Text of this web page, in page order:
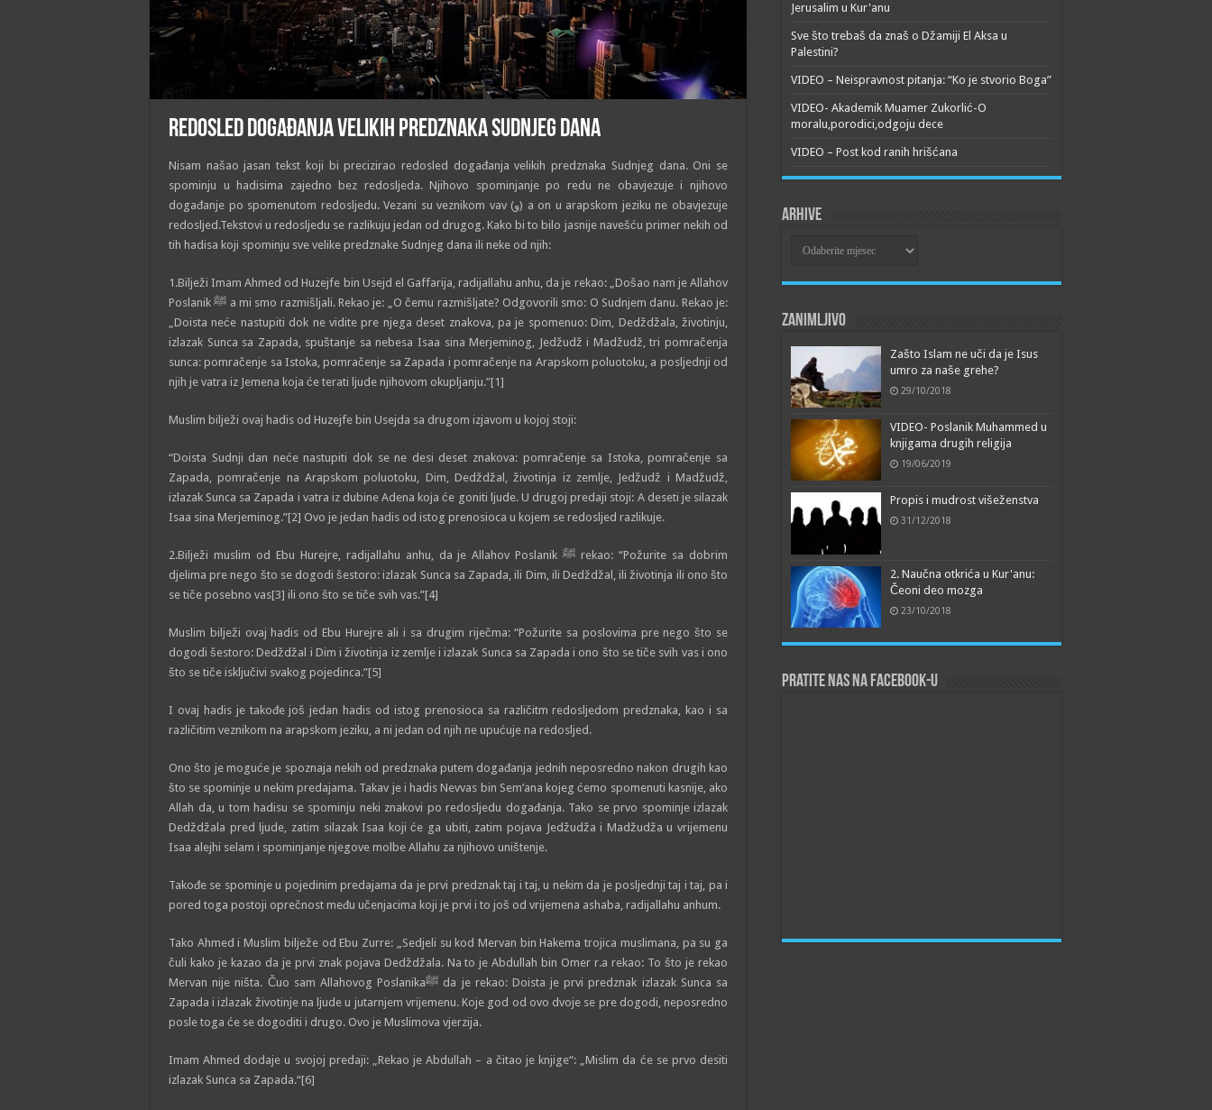
Redosled događanja velikih predznaka Sudnjeg dana
Nisam našao jasan tekst koji bi precizirao redosled događanja velikih predznaka Sudnjeg dana. Oni se
spominju u hadisima zajedno bez redosljeda. Njihovo spominjanje po redu ne obavjezuje i njihovo
događanje po spomenutom redosljedu. Vezani su veznikom vav (و) a on u arapskom jeziku ne obavjezuje
redosljed.Tekstovi u redosljedu se razlikuju jedan od drugog. Kako bi to bilo jasnije navešću primer nekih od
tih hadisa koji spominju sve velike predznake Sudnjeg dana ili neke od njih:
1.Bilježi Imam Ahmed od Huzejfe bin Usejd el Gaffarija, radijallahu anhu, da je rekao: „Došao nam je Allahov
Poslanik ﷺ a mi smo razmišljali. Rekao je: „O čemu razmišljate? Odgovorili smo: O Sudnjem danu. Rekao je:
„Doista neće nastupiti dok ne vidite pre njega deset znakova, pa je spomenuo: Dim, Dedždžala, životinju,
izlazak Sunca sa Zapada, spuštanje sa nebesa Isaa sina Merjeminog, Jedžudž i Madžudž, tri pomračenja
sunca: pomračenje sa Istoka, pomračenje sa Zapada i pomračenje na Arapskom poluotoku, a posljednji od
njih je vatra iz Jemena koja će terati ljude njihovom okupljanju.”[1]
Muslim bilježi ovaj hadis od Huzejfe bin Usejda sa drugom izjavom u kojoj stoji:
“Doista Sudnji dan neće nastupiti dok se ne desi deset znakova: pomračenje sa Istoka, pomračenje sa
Zapada, pomračenje na Arapskom poluotoku, Dim, Dedždžal, životinja iz zemlje, Jedžudž i Madžudž,
izlazak Sunca sa Zapada i vatra iz dubine Adena koja će goniti ljude. U drugoj predaji stoji: A deseti je silazak
Isaa sina Merjeminog.”[2] Ovo je jedan hadis od istog prenosioca u kojem se redosljed razlikuje.
2.Bilježi muslim od Ebu Hurejre, radijallahu anhu, da je Allahov Poslanik ﷺ rekao: “Požurite sa dobrim
djelima pre nego što se dogodi šestoro: izlazak Sunca sa Zapada, ili Dim, ili Dedždžal, ili životinja ili ono što
se tiče posebno vas[3] ili ono što se tiče svih vas.”[4]
Muslim bilježi ovaj hadis od Ebu Hurejre ali i sa drugim riječma: “Požurite sa poslovima pre nego što se
dogodi šestoro: Dedždžal i Dim i životinja iz zemlje i izlazak Sunca sa Zapada i ono što se tiče svih vas i ono
što se tiče isključivi svakog pojedinca.”[5]
I ovaj hadis je takođe još jedan hadis od istog prenosioca sa različitm redosljedom predznaka, kao i sa
različitim veznikom na arapskom jeziku, a ni jedan od njih ne upućuje na redosljed.
Ono što je moguće je spoznaja nekih od predznaka putem događanja jednih neposredno nakon drugih kao
što se spominje u nekim predajama. Takav je i hadis Nevvas bin Sem’ana kojeg ćemo spomenuti kasnije, ako
Allah da, u tom hadisu se spominju neki znakovi po redosljedu događanja. Tako se prvo spominje izlazak
Dedždžala pred ljude, zatim silazak Isaa koji će ga ubiti, zatim pojava Jedžudža i Madžudža u vrijemenu
Isaa alejhi selam i spominjanje njegove molbe Allahu za njihovo uništenje.
Takođe se spominje u pojedinim predajama da je prvi predznak taj i taj, u nekim da je posljednji taj i taj, pa i
pored toga postoji oprečnost među učenjacima koji je prvi i to još od vrijemena ashaba, radijallahu anhum.
Tako Ahmed i Muslim bilježe od Ebu Zurre: „Sedjeli su kod Mervan bin Hakema trojica muslimana, pa su ga
čuli kako je kazao da je prvi znak pojava Dedždžala. Na to je Abdullah bin Omer r.a rekao: To što je rekao
Mervan nije ništa. Čuo sam Allahovog Poslanikaﷺ da je rekao: Doista je prvi predznak izlazak Sunca sa
Zapada i izlazak životinje na ljude u jutarnjem vrijemenu. Koje god od ovo dvoje se pre dogodi, neposredno
posle toga će se dogoditi i drugo. Ovo je Muslimova vjerzija.
Imam Ahmed dodaje u svojoj predaji: „Rekao je Abdullah – a čitao je knjige“: „Mislim da će se prvo desiti
izlazak Sunca sa Zapada.“[6]
Jerusalim u Kur'anu
Sve što trebaš da znaš o Džamiji El Aksa u
Palestini?
VIDEO – Neispravnost pitanja: “Ko je stvorio Boga”
VIDEO- Akademik Muamer Zukorlić-O
moralu,porodici,odgoju dece
VIDEO – Post kod ranih hrišćana
Arhive
Zanimljivo
Zašto Islam ne uči da je Isus
umro za naše grehe?
29/10/2018
VIDEO- Poslanik Muhammed u
knjigama drugih religija
19/06/2019
Propis i mudrost višeženstva
31/12/2018
2. Naučna otkrića u Kur'anu:
Čeoni deo mozga
23/10/2018
Pratite nas na Facebook-u